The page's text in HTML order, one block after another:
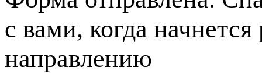
с вами, когда
направлению